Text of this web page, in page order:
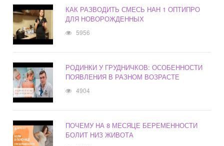
КАК РАЗВОДИТЬ СМЕСЬ НАН 1 ОПТИПРО
ДЛЯ НОВОРОЖДЕННЫХ
5956
РОДИНКИ У ГРУДНИЧКОВ: ОСОБЕННОСТИ
ПОЯВЛЕНИЯ В РАЗНОМ ВОЗРАСТЕ
4904
ПОЧЕМУ НА 8 МЕСЯЦЕ БЕРЕМЕННОСТИ
БОЛИТ НИЗ ЖИВОТА